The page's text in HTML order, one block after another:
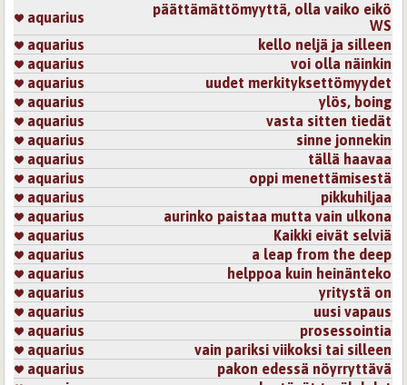
aquarius
päättämättömyyttä, olla vaiko eikö
WS
aquarius
kello neljä ja silleen
aquarius
voi olla näinkin
aquarius
uudet merkityksettömyydet
aquarius
ylös, boing
aquarius
vasta sitten tiedät
aquarius
sinne jonnekin
aquarius
tällä haavaa
aquarius
oppi menettämisestä
aquarius
pikkuhiljaa
aquarius
aurinko paistaa mutta vain ulkona
aquarius
Kaikki eivät selviä
aquarius
a leap from the deep
aquarius
helppoa kuin heinänteko
aquarius
yritystä on
aquarius
uusi vapaus
aquarius
prosessointia
aquarius
vain pariksi viikoksi tai silleen
aquarius
pakon edessä nöyrryttävä